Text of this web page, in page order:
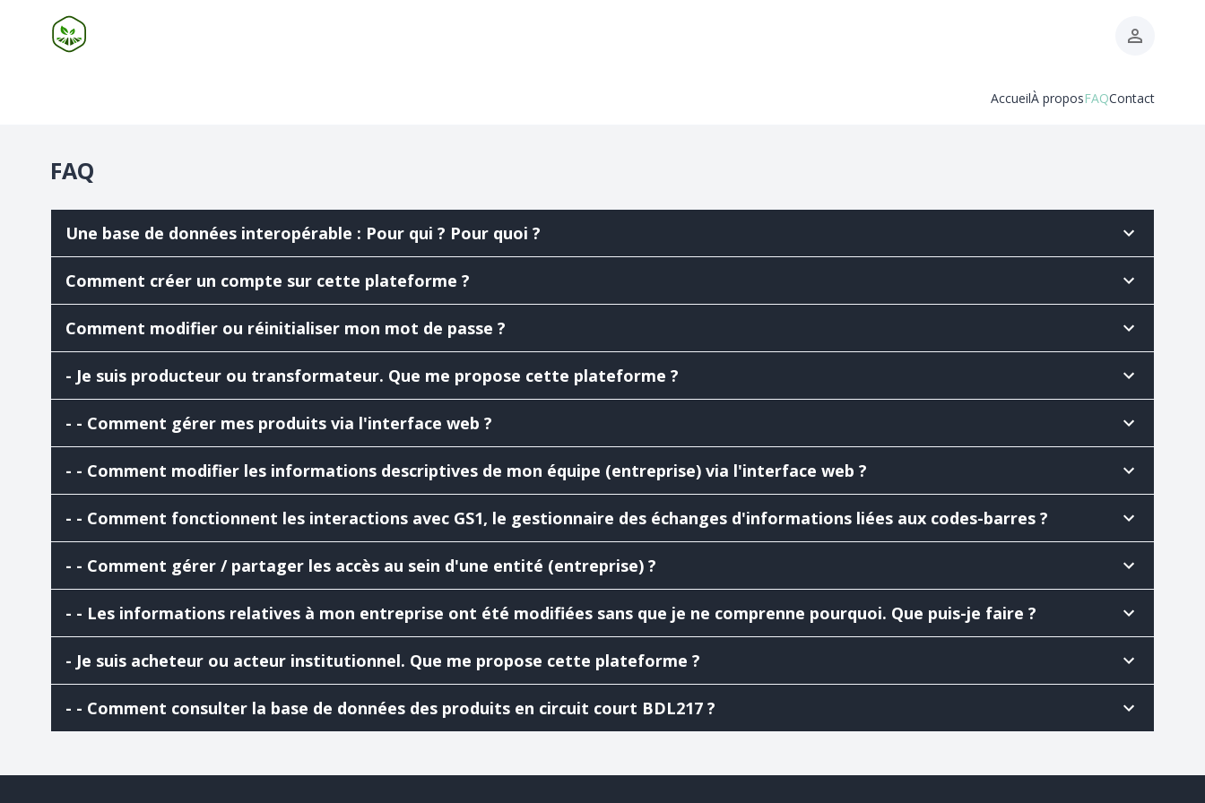
AccueilÀ proposFAQContact
FAQ
Une base de données interopérable : Pour qui ? Pour quoi ?
Comment créer un compte sur cette plateforme ?
Comment modifier ou réinitialiser mon mot de passe ?
- Je suis producteur ou transformateur. Que me propose cette plateforme ?
- - Comment gérer mes produits via l'interface web ?
- - Comment modifier les informations descriptives de mon équipe (entreprise) via l'interface web ?
- - Comment fonctionnent les interactions avec GS1, le gestionnaire des échanges d'informations liées aux codes-barres ?
- - Comment gérer / partager les accès au sein d'une entité (entreprise) ?
- - Les informations relatives à mon entreprise ont été modifiées sans que je ne comprenne pourquoi. Que puis-je faire ?
- Je suis acheteur ou acteur institutionnel. Que me propose cette plateforme ?
- - Comment consulter la base de données des produits en circuit court BDL217 ?